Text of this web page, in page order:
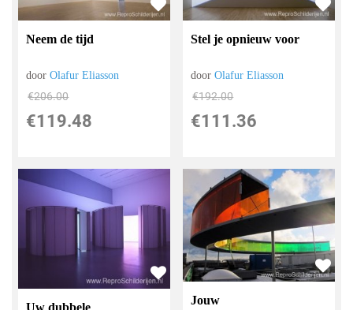
Neem de tijd
doorOlafur Eliasson
€206.00
€119.48
Stel je opnieuw voor
doorOlafur Eliasson
€192.00
€111.36
Uw dubbele
Jouw